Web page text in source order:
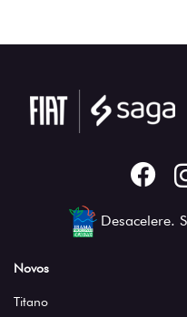
Desacelere.
Novos
Titano